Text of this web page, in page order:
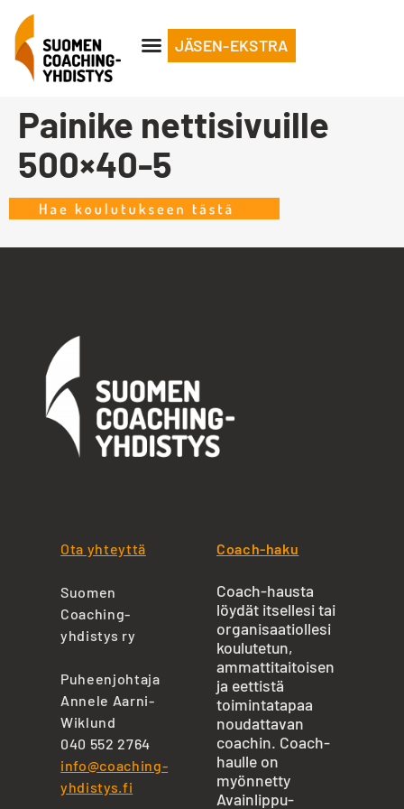
JÄSEN-EKSTRA
Painike nettisivuille
500×40-5
Ota yhteyttä
Suomen
Coaching-
yhdistys ry
Puheenjohtaja
Annele Aarni-
Wiklund
040 552 2764
info@coaching-
yhdistys.fi
Coach-haku
Coach-hausta
löydät itsellesi tai
organisaatiollesi
koulutetun,
ammattitaitoisen
ja eettistä
toimintatapaa
noudattavan
coachin. Coach-
haulle on
myönnetty
Avainlippu-